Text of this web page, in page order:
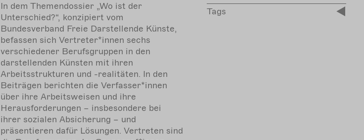
In dem Themendossier „Wo ist der
Unterschied?“, konzipiert vom
Bundesverband Freie Darstellende Künste,
befassen sich Vertreter*innen sechs
verschiedener Berufsgruppen in den
darstellenden Künsten mit ihren
Arbeitsstrukturen und -realitäten. In den
Beiträgen berichten die Verfasser*innen
über ihre Arbeitsweisen und ihre
Herausforderungen – insbesondere bei
ihrer sozialen Absicherung – und
präsentieren dafür Lösungen. Vertreten sind
Tags